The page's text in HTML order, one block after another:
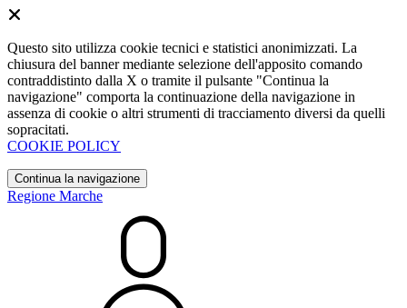
Questo sito utilizza cookie tecnici e statistici anonimizzati. La
chiusura del banner mediante selezione dell'apposito comando
contraddistinto dalla X o tramite il pulsante "Continua la
navigazione" comporta la continuazione della navigazione in
assenza di cookie o altri strumenti di tracciamento diversi da quelli
sopracitati.
COOKIE POLICY
Continua la navigazione
Regione Marche